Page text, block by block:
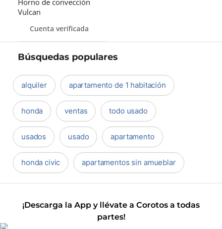
Horno de convección
Vulcan
Cuenta verificada
Búsquedas populares
alquiler apartamento de 1 habitación
honda ventas todo usado
usados usado apartamento
honda civic apartamentos sin amueblar
¡Descarga la App y llévate a Corotos a todas
partes!